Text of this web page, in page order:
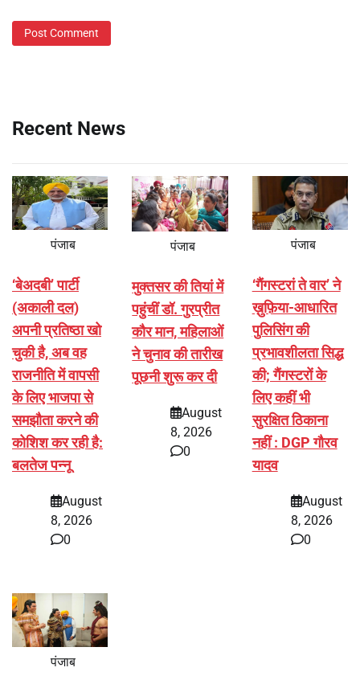
Recent News
पंजाब
‘बेअदबी’ पार्टी
(अकाली दल)
अपनी प्रतिष्ठा खो
चुकी है, अब वह
राजनीति में वापसी
के लिए भाजपा से
समझौता करने की
कोशिश कर रही है:
बलतेज पन्नू
August
8, 2026
0
पंजाब
मुक्तसर की तियां में
पहुंचीं डॉ. गुरप्रीत
कौर मान, महिलाओं
ने चुनाव की तारीख
पूछनी शुरू कर दी
August
8, 2026
0
पंजाब
‘गैंगस्टरां ते वार’ ने
ख़ुफ़िया-आधारित
पुलिसिंग की
प्रभावशीलता सिद्ध
की; गैंगस्टरों के
लिए कहीं भी
सुरक्षित ठिकाना
नहीं : DGP गौरव
यादव
August
8, 2026
0
पंजाब